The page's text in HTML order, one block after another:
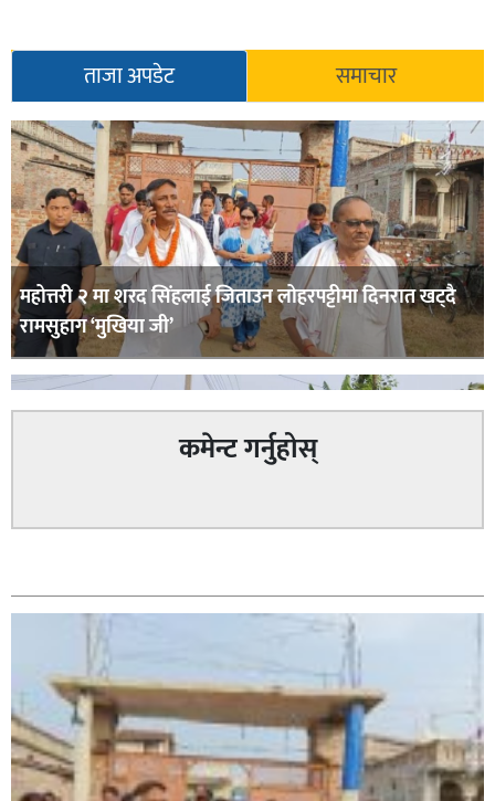
ताजा अपडेट समाचार
महोत्तरी २ मा शरद सिंहलाई जिताउन लोहरपट्टीमा दिनरात खट्दै
रामसुहाग ‘मुखिया जी’
कमेन्ट गर्नुहोस्